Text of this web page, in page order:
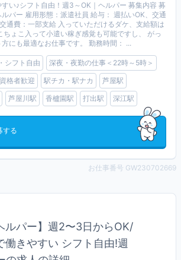
い♪シフト自由！週3～OK｜ヘルパー 募集内容 募
パー 雇用形態：派遣社員 給与： 週払いOK、交通
通費：一部支給 入っていただけるダケ、支給額は
ちょこ入って小遣い稼ぎ感覚も可能ですし、 がっ
にも最適なお仕事です。 勤務時間： ...
シフト自由
深夜・夜勤の仕事＜22時～5時＞
格者歓迎 駅チカ・駅ナカ
芦屋駅
芦屋川駅 香櫨園駅 打出駅 深江駅
する
お仕事番号 GW230702669
ルパー】週2〜3日からOK/
働きやすい シフト自由!週